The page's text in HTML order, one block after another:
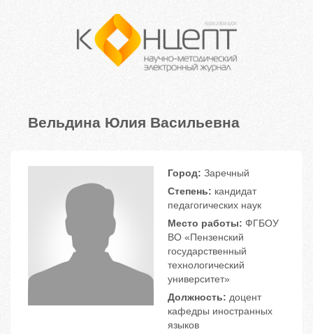
Вельдина Юлия Васильевна
Город: Заречный
Степень: кандидат
педагогических наук
Место работы: ФГБОУ
ВО «Пензенский
государственный
технологический
университет»
Должность: доцент
кафедры иностранных
языков